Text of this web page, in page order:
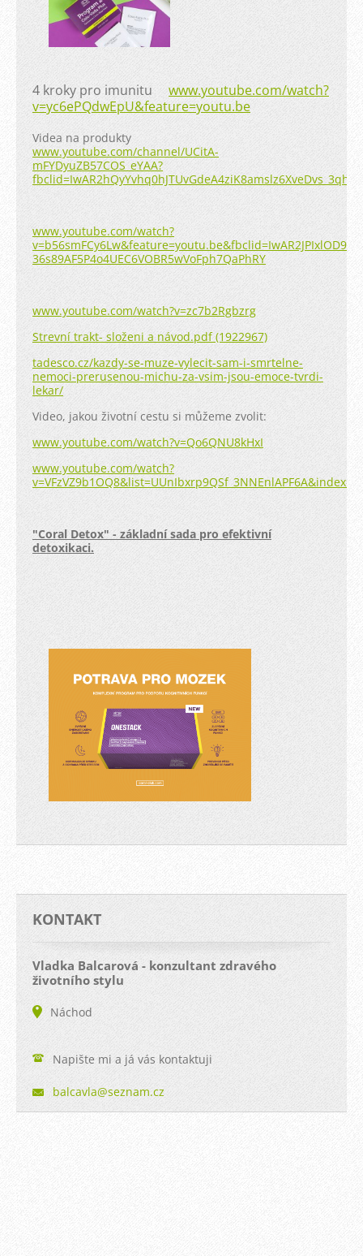
4 kroky pro imunitu www.youtube.com/watch?
v=yc6ePQdwEpU&feature=youtu.be
Videa na produkty
www.youtube.com/channel/UCitA-
mFYDyuZB57COS_eYAA?
www.youtube.com/watch?
36s89AF5P4o4UEC6VOBR5wVoFph7QaPhRY
www.youtube.com/watch?v=zc7b2Rgbzrg
Strevní trakt- složeni a návod.pdf (1922967)
tadesco.cz/kazdy-se-muze-vylecit-sam-i-smrtelne-
nemoci-prerusenou-michu-za-vsim-jsou-emoce-tvrdi-
lekar/
Video, jakou životní cestu si můžeme zvolit:
www.youtube.com/watch?v=Qo6QNU8kHxI
www.youtube.com/watch?
"Coral Detox" - základní sada pro efektivní
detoxikaci.
KONTAKT
Vladka Balcarová - konzultant zdravého
životního stylu
Náchod
Napište mi a já vás kontaktuji
balcavla@seznam.cz